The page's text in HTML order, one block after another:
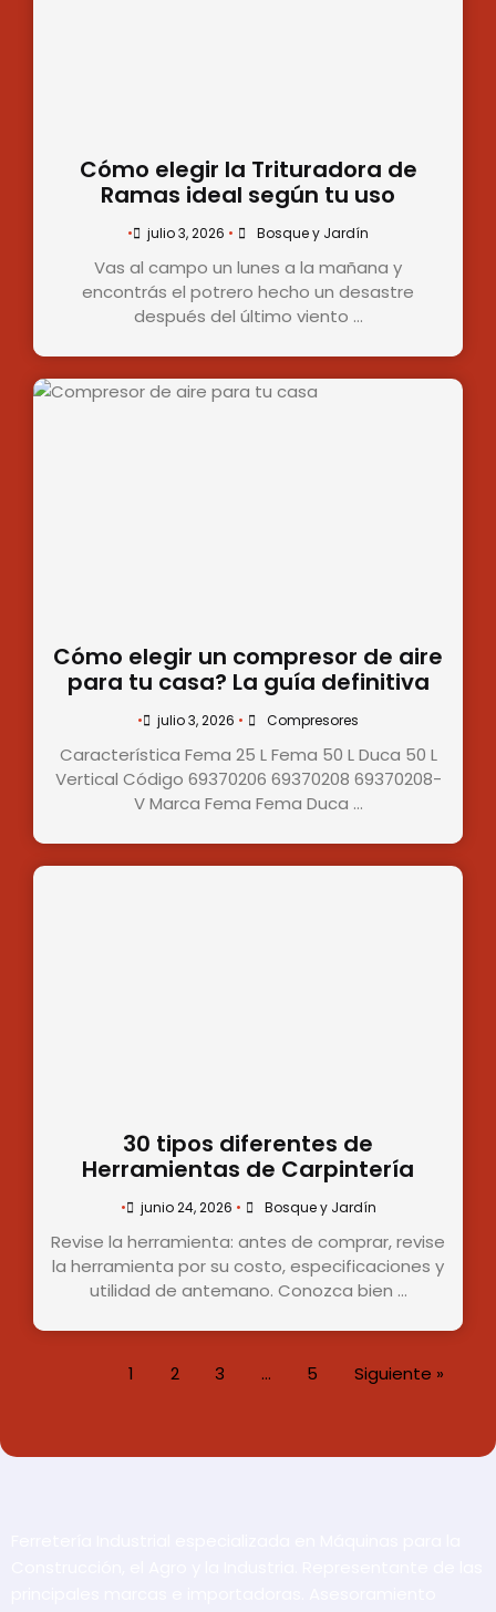
Cómo elegir la Trituradora de
Ramas ideal según tu uso
• julio 3, 2026 • Bosque y Jardín
Vas al campo un lunes a la mañana y
encontrás el potrero hecho un desastre
después del último viento …
Cómo elegir un compresor de aire
para tu casa? La guía definitiva
• julio 3, 2026 • Compresores
Característica Fema 25 L Fema 50 L Duca 50 L
Vertical Código 69370206 69370208 69370208-
V Marca Fema Fema Duca …
30 tipos diferentes de
Herramientas de Carpintería
• junio 24, 2026 • Bosque y Jardín
Revise la herramienta: antes de comprar, revise
la herramienta por su costo, especificaciones y
utilidad de antemano. Conozca bien …
1 2 3 … 5 Siguiente »